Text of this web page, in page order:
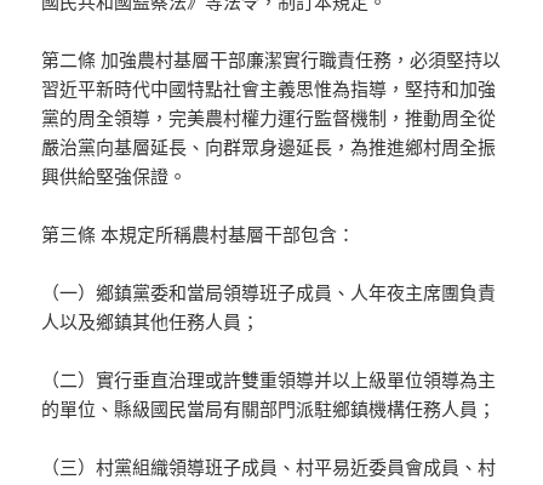
第二條 加強農村基層干部廉潔實行職責任務，必須堅持以
習近平新時代中國特點社會主義思惟為指導，堅持和加強
黨的周全領導，完美農村權力運行監督機制，推動周全從
嚴治黨向基層延長、向群眾身邊延長，為推進鄉村周全振
興供給堅強保證。
第三條 本規定所稱農村基層干部包含：
（一）鄉鎮黨委和當局領導班子成員、人年夜主席團負責
人以及鄉鎮其他任務人員；
（二）實行垂直治理或許雙重領導并以上級單位領導為主
的單位、縣級國民當局有關部門派駐鄉鎮機構任務人員；
（三）村黨組織領導班子成員、村平易近委員會成員、村